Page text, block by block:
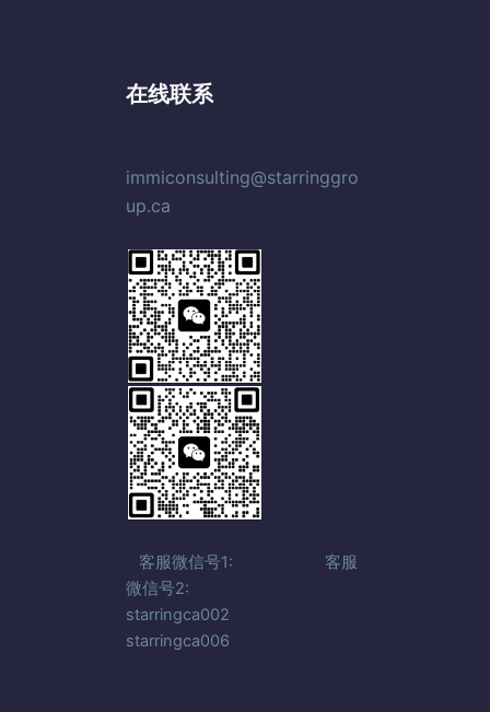
在线联系
immiconsulting@starringgro
up.ca
客服微信号1: 客服
微信号2:
starringca002
starringca006